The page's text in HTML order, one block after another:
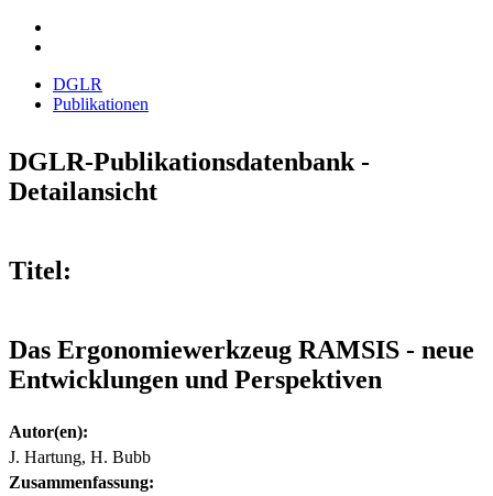
DGLR
Publikationen
DGLR-Publikationsdatenbank -
Detailansicht
Titel:
Das Ergonomiewerkzeug RAMSIS - neue
Entwicklungen und Perspektiven
Autor(en):
J. Hartung, H. Bubb
Zusammenfassung: